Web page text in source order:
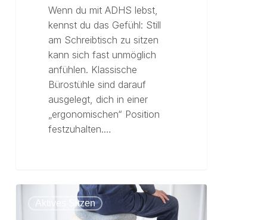
Wenn du mit ADHS lebst,
kennst du das Gefühl: Still
am Schreibtisch zu sitzen
kann sich fast unmöglich
anfühlen. Klassische
Bürostühle sind darauf
ausgelegt, dich in einer
„ergonomischen“ Position
festzuhalten.…
Aktives Sitzen